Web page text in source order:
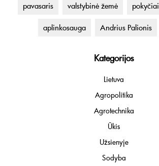
pavasaris valstybinė žemė pokyčiai
aplinkosauga Andrius Palionis
Kategorijos
Lietuva
Agropolitika
Agrotechnika
Ūkis
Užsienyje
Sodyba